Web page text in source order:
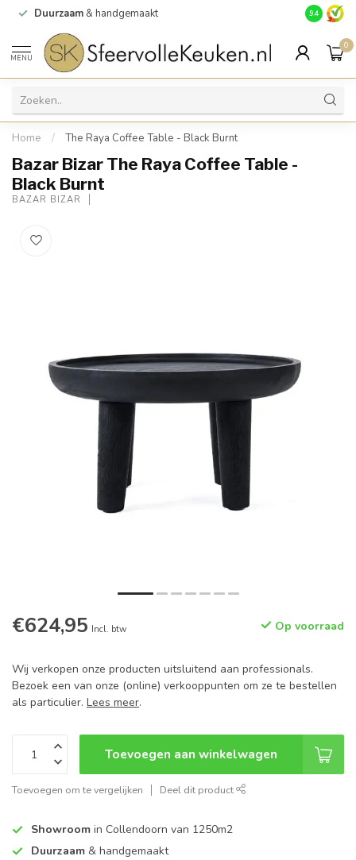
Duurzaam & handgemaakt Gratis
9.4
MENU
0
Home / The Raya Coffee Table - Black Burnt
Bazar Bizar The Raya Coffee Table -
Black Burnt
BAZAR BIZAR
€624,95 Incl. btw Op voorraad
Wij verkopen onze producten uitsluitend aan professionals.
Bezoek een van onze (online) verkooppunten om ze te bestellen
als particulier. Lees meer.
Toevoegen aan winkelwagen
Toevoegen om te vergelijken Deel dit product
Showroom in Collendoorn van 1250m2
Duurzaam & handgemaakt